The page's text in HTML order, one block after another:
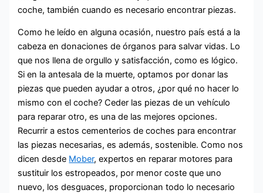
coche, también cuando es necesario encontrar piezas.
Como he leído en alguna ocasión, nuestro país está a la
cabeza en donaciones de órganos para salvar vidas. Lo
que nos llena de orgullo y satisfacción, como es lógico.
Si en la antesala de la muerte, optamos por donar las
piezas que pueden ayudar a otros, ¿por qué no hacer lo
mismo con el coche? Ceder las piezas de un vehículo
para reparar otro, es una de las mejores opciones.
Recurrir a estos cementerios de coches para encontrar
las piezas necesarias, es además, sostenible. Como nos
dicen desde Mober, expertos en reparar motores para
sustituir los estropeados, por menor coste que uno
nuevo, los desguaces, proporcionan todo lo necesario